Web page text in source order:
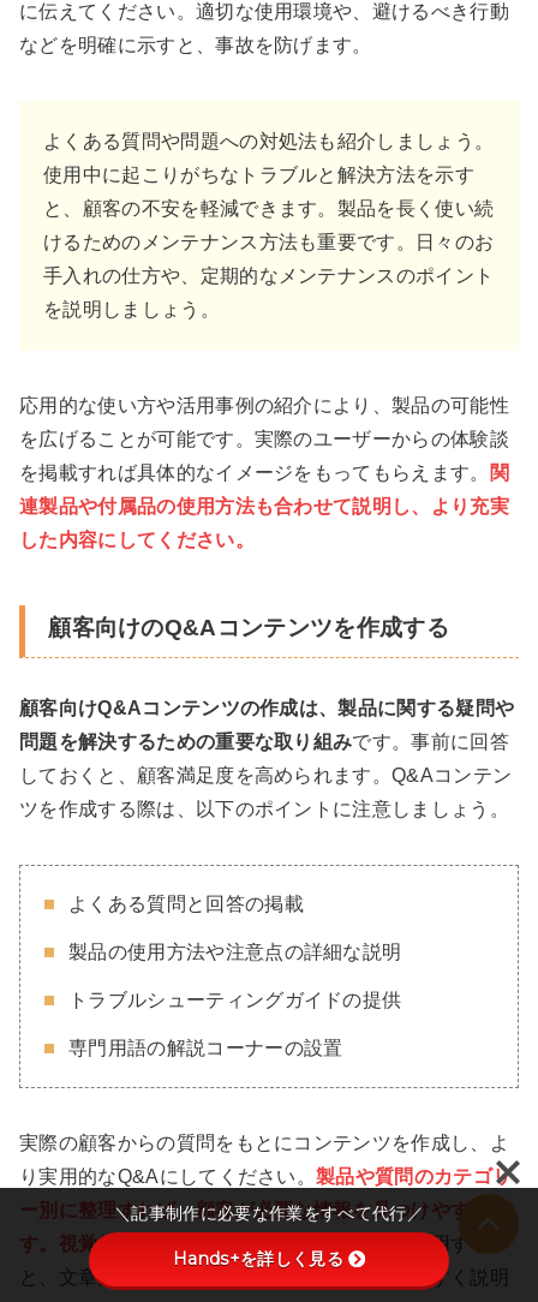
に伝えてください。適切な使用環境や、避けるべき行動
などを明確に示すと、事故を防げます。
よくある質問や問題への対処法も紹介しましょう。
使用中に起こりがちなトラブルと解決方法を示す
と、顧客の不安を軽減できます。製品を長く使い続
けるためのメンテナンス方法も重要です。日々のお
手入れの仕方や、定期的なメンテナンスのポイント
を説明しましょう。
応用的な使い方や活用事例の紹介により、製品の可能性
を広げることが可能です。実際のユーザーからの体験談
を掲載すれば具体的なイメージをもってもらえます。
関
連製品や付属品の使用方法も合わせて説明し、より充実
した内容にしてください。
顧客向けのQ&Aコンテンツを作成する
顧客向けQ&Aコンテンツの作成は、製品に関する疑問や
問題を解決するための重要な取り組みです。事前に回答
しておくと、顧客満足度を高められます。Q&Aコンテン
ツを作成する際は、以下のポイントに注意しましょう。
よくある質問と回答の掲載
製品の使用方法や注意点の詳細な説明
トラブルシューティングガイドの提供
専門用語の解説コーナーの設置
実際の顧客からの質問をもとにコンテンツを作成し、よ
り実用的なQ&Aにしてください。製品や質問のカテゴリ
ー別に整理すれば、顧客が必要な情報を見つけやすいで
す。視覚的な説明も有効
です。動画や画像を活用する
と、文章だけでは伝わりにくい内容もわかりやすく説明
＼記事制作に必要な作業をすべて代行／
Hands+を詳しく見る